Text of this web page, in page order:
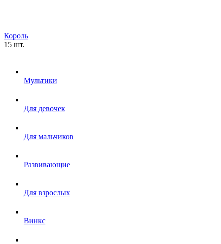
Король
15 шт.
Мультики
Для девочек
Для мальчиков
Развивающие
Для взрослых
Винкс